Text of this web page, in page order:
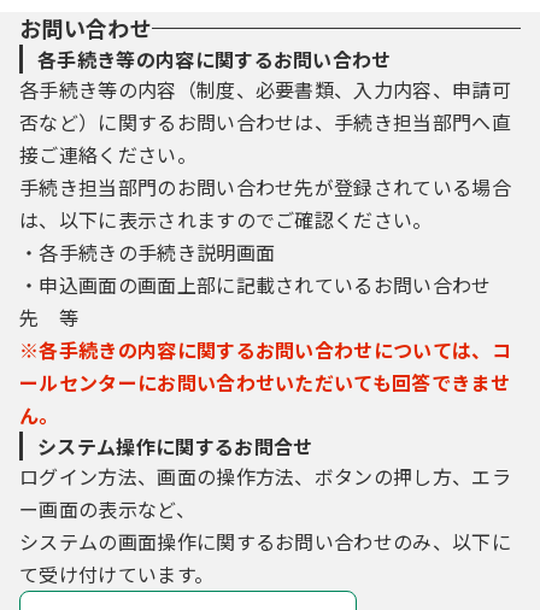
お問い合わせ
各手続き等の内容に関するお問い合わせ
各手続き等の内容（制度、必要書類、入力内容、申請可
否など）に関するお問い合わせは、手続き担当部門へ直
接ご連絡ください。
手続き担当部門のお問い合わせ先が登録されている場合
は、以下に表示されますのでご確認ください。
・各手続きの手続き説明画面
・申込画面の画面上部に記載されているお問い合わせ
先 等
※各手続きの内容に関するお問い合わせについては、コ
ールセンターにお問い合わせいただいても回答できませ
ん。
システム操作に関するお問合せ
ログイン方法、画面の操作方法、ボタンの押し方、エラ
ー画面の表示など、
システムの画面操作に関するお問い合わせのみ、以下に
て受け付けています。